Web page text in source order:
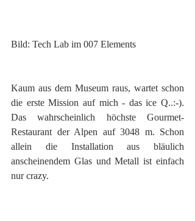
Bild: Tech Lab im 007 Elements
Kaum aus dem Museum raus, wartet schon
die erste Mission auf mich - das ice Q..:-).
Das wahrscheinlich höchste Gourmet-
Restaurant der Alpen auf 3048 m. Schon
allein die Installation aus bläulich
anscheinendem Glas und Metall ist einfach
nur crazy.